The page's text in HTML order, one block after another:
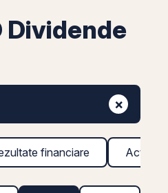
Dividende
×
financiare Acțiuni